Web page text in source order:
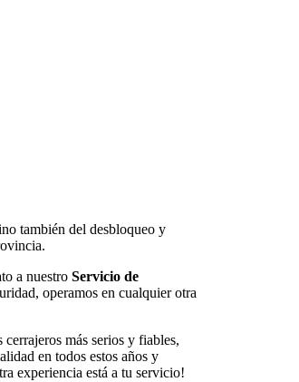
también del desbloqueo y
a nuestroServicio de
operamos en cualquier otra
más serios y fiables,
en todos estos años y
experiencia está a tu servicio!